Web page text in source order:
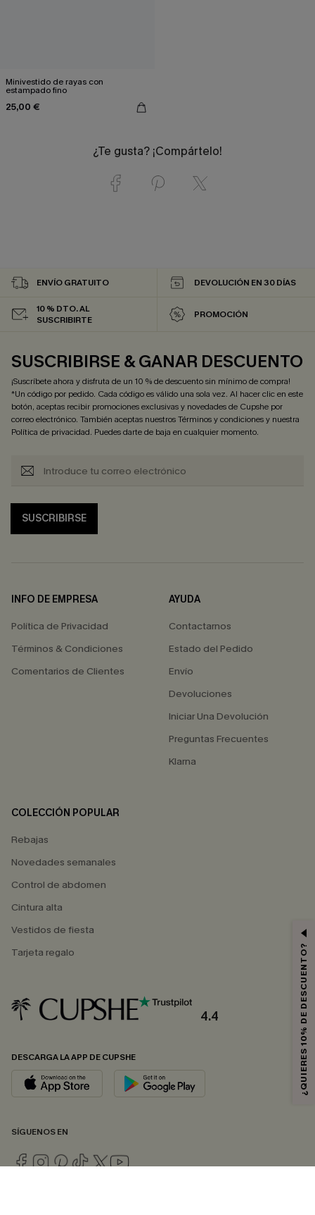
Minivestido de rayas con
estampado fino
25,00 €
¿Te gusta? ¡Compártelo!
ENVÍO GRATUITO DEVOLUCIÓN EN 30 DÍAS
10 % DTO. AL
SUSCRIBIRTE
PROMOCIÓN
SUSCRIBIRSE & GANAR DESCUENTO
¡Suscríbete ahora y disfruta de un 10 % de descuento sin mínimo de compra!
*Un código por pedido. Cada código es válido una sola vez. Al hacer clic en este
botón, aceptas recibir promociones exclusivas y novedades de Cupshe por
correo electrónico. También aceptas nuestrosTérminos y condicionesy nuestra
Política de privacidad. Puedes darte de baja en cualquier momento.
SUSCRIBIRSE
INFO DE EMPRESA
Política de Privacidad
Términos & Condiciones
Comentarios de Clientes
AYUDA
Contactarnos
Estado del Pedido
Envío
Devoluciones
Iniciar Una Devolución
Preguntas Frecuentes
Klarna
COLECCIÓN POPULAR
Rebajas
Novedades semanales
Control de abdomen
Cintura alta
Vestidos de fiesta
Tarjeta regalo
4.4
DESCARGA LA APP DE CUPSHE
SÍGUENOS EN
¿QUIERES 10% DE DESCUENTO?